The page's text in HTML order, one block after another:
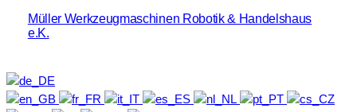
Müller Werkzeugmaschinen Robotik & Handelshaus
e.K.